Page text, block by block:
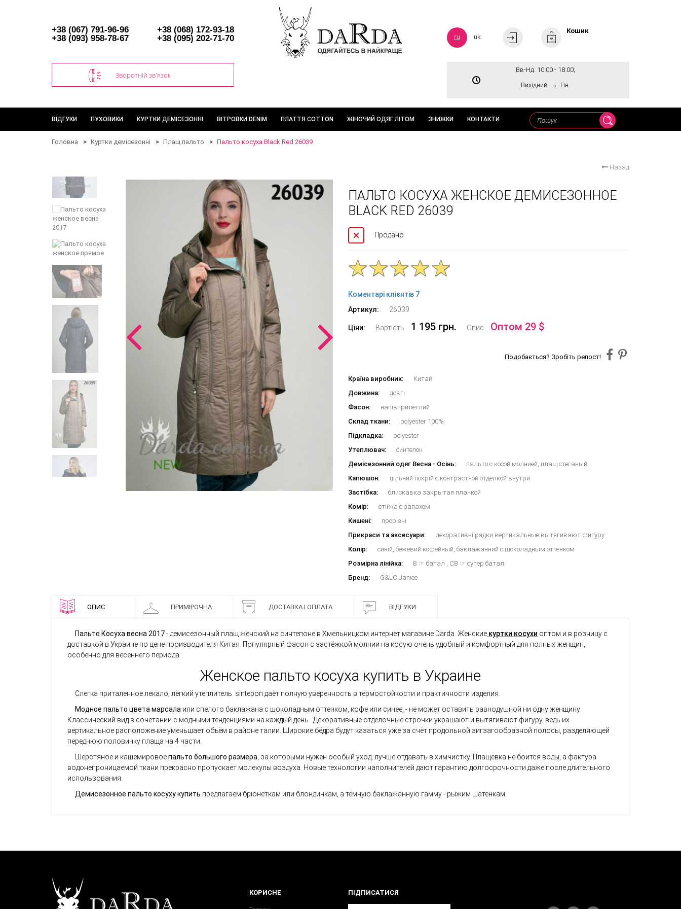
+38 (067) 791-96-96
+38 (068) 172-93-18
+38 (093) 958-78-67
+38 (095) 202-71-70
Зворотній зв'язок
ru uk
Кошик
Вв-Нд: 10:00 - 18:00;
Вихідний → Пн.
ВІДГУКИ ПУХОВИКИ КУРТКИ ДЕМІСЕЗОННІ ВІТРОВКИ DENIM ПЛАТТЯ COTTON ЖІНОЧИЙ ОДЯГ ЛІТОМ ЗНИЖКИ КОНТАКТИ
Головна Куртки демісезонні Плащ пальто Пальто косуха Black Red 26039
Назад
ПАЛЬТО КОСУХА ЖЕНСКОЕ ДЕМИСЕЗОННОЕ
BLACK RED 26039
Продано
Коментарі клієнтів 7
Артикул:
26039
Ціни: Вартість 1 195 грн. Опис Оптом 29 $
Подобається? Зробіть репост!
Країна виробник:
Китай
Довжина:
довгі
Фасон:
напівприлеглий
Склад ткани:
polyester 100%
Підкладка:
polyester
Утеплювач:
синтепон
Демісезонний одяг Весна - Осінь:
пальто с косой молнией, плащ стеганый
Капюшон:
цільний покрій с контрастной отделкой внутри
Застібка:
блискавка закрытая планкой
Комір:
стійка с запахом
Кишені:
прорізні
Прикраси та аксесуари:
декоративні рядки вертикальные вытягивают фигуру
Колір:
синій, бежевий кофейный, баклажанний с шоколадным оттенком
Розмірна лінійка:
B ☞ батал , CB ☞ супер батал
Бренд:
G&LC.Janiee
ОПИС ПРИМІРОЧНА ДОСТАВКА І ОПЛАТА ВІДГУКИ
Пальто Косуха весна 2017- демисезонный плащ женский на синтепоне в Хмельницком интернет магазине Darda. Женские куртки косухи оптом и в розницу с
доставкой в Украине по цене производителя Китая. Популярный фасон с застёжкой молнии на косую очень удобный и комфортный для полных женщин,
особенно для весеннего периода.
Женское пальто косуха купить в Украине
Слегка приталенное лекало, лёгкий утеплитель sintepon даёт полную уверенность в термостойкости и практичности изделия.
Модное пальто цвета марсала или спелого баклажана с шоколадным оттенком, кофе или синее, - не может оставить равнодушной ни одну женщину.
Классический вид в сочетании с модными тенденциями на каждый день. Декоративные отделочные строчки украшают и вытягивают фигуру, ведь их
вертикальное расположение уменьшает объём в районе талии. Широкие бёдра будут казаться уже за счёт продольной зигзагообразной полосы, разделяющей
переднюю половинку плаща на 4 части.
Шерстяное и кашемировоепальто большого размера , за которыми нужен особый уход, лучше отдавать в химчистку. Плащёвка не боится воды, а фактура
водонепроницаемой ткани прекрасно пропускает молекулы воздуха. Новые технологии наполнителей дают гарантию долгосрочности даже после длительного
использования.
Демисезонное пальто косуху купить предлагаем брюнеткам или блондинкам, а тёмную баклажанную гамму - рыжим шатенкам.
КОРИСНЕ ПІДПИСАТИСЯ